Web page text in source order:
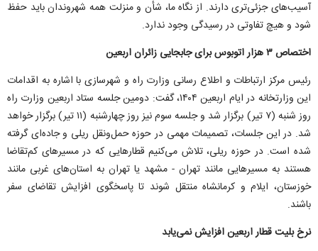
آسیب‌های جزئی‌تری دارند. از نگاه ما، شأن و منزلت همه شهروندان باید حفظ
شود و هیچ تفاوتی در رسیدگی وجود ندارد.
اختصاص ۳ هزار اتوبوس برای جابجایی زائران اربعین
رئیس مرکز ارتباطات و اطلاع رسانی وزارت راه و شهرسازی با اشاره به اقدامات
این وزارتخانه در ایام اربعین ۱۴۰۴، گفت: دومین جلسه ستاد اربعین وزارت راه
روز شنبه (۷ تیر) برگزار شد و جلسه سوم نیز روز چهارشنبه (۱۱ تیر) برگزار خواهد
شد. در این جلسات، تصمیمات مهمی در حوزه حمل‌ونقل ریلی و جاده‌ای گرفته
شده است. در حوزه ریلی، تلاش می‌کنیم قطار‌هایی که در مسیر‌های کم‌تقاضا
هستند به مسیر‌هایی مانند تهران - مشهد یا تهران به استان‌های غربی مانند
خوزستان، ایلام و کرمانشاه منتقل شوند تا پاسخگوی افزایش تقاضای سفر
باشند.
نرخ بلیت قطار اربعین افزایش نمی‌یابد